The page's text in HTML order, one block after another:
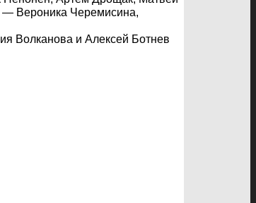
Вероника Черемисина,
Волканова и Алексей Ботнев